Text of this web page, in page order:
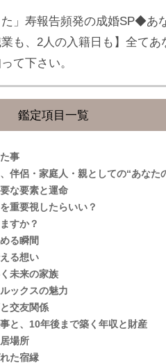
た」寿報告頻発の成婚SP◆あ
も、2人の入籍日も】全てあ
て下さい。
鑑定項目一覧
事
伴侶・家庭人・親としての“あなた
な要素と運命
重要視したらいい？
すか？
る瞬間
る想い
未来の家族
ックスの魅力
交友関係
と、10年後まで築く年収と財産
場所
た宿縁